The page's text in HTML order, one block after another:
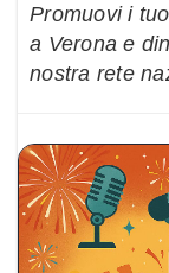
Promuovi i
a Verona e
nostra rete